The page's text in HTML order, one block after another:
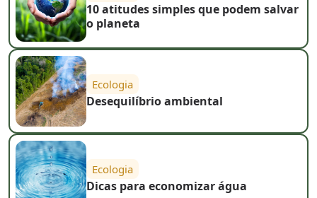
10 atitudes simples que podem salvar
o planeta
Ecologia
Desequilíbrio ambiental
Ecologia
Dicas para economizar água